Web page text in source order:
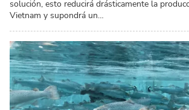
solución, esto reducirá drásticamente la
Vietnam y supondrá un…